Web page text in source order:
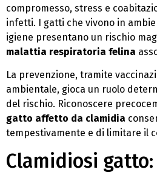
compromesso, stress e
infetti. I gatti che vivono in
igiene presentano un rischio
malattia respiratoria felina
La prevenzione, tramite
ambientale, gioca un ruolo
del rischio. Riconoscere
gatto affetto da clamidia
tempestivamente e di limitare il
Clamidiosi